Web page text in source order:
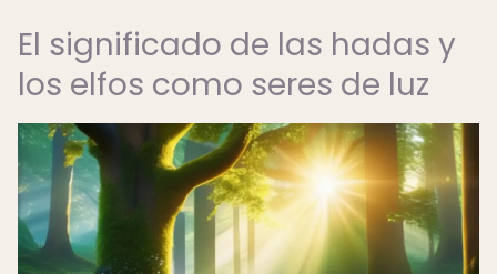
El significado de las hadas y
los elfos como seres de luz